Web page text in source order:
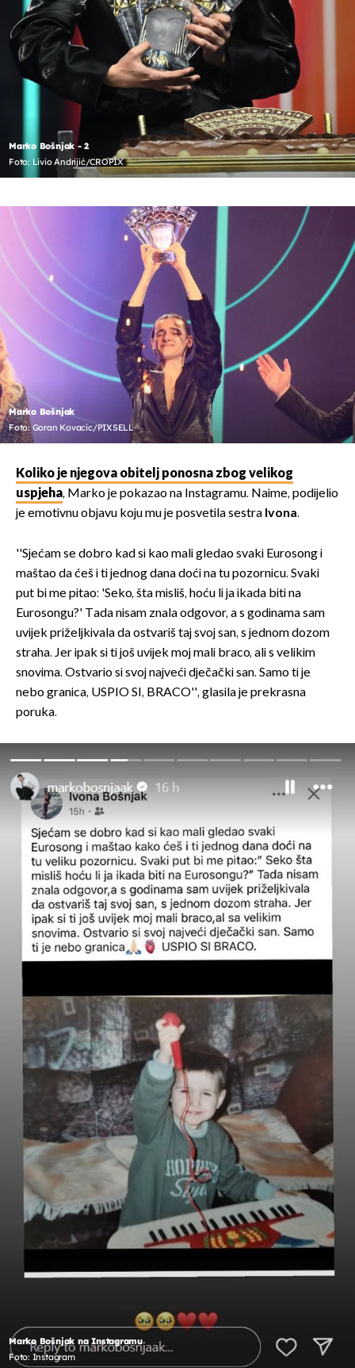
Marko Bošnjak - 2
Foto: Livio Andrijić/CROPIX
Marko Bošnjak
Foto: Goran Kovacic/PIXSELL
Koliko je njegova obitelj ponosna zbog velikog
uspjeha, Marko je pokazao na Instagramu. Naime, podijelio
je emotivnu objavu koju mu je posvetila sestra Ivona.
''Sjećam se dobro kad si kao mali gledao svaki Eurosong i
maštao da ćeš i ti jednog dana doći na tu pozornicu. Svaki
put bi me pitao: 'Seko, šta misliš, hoću li ja ikada biti na
Eurosongu?' Tada nisam znala odgovor, a s godinama sam
uvijek priželjkivala da ostvariš taj svoj san, s jednom dozom
straha. Jer ipak si ti još uvijek moj mali braco, ali s velikim
snovima. Ostvario si svoj najveći dječački san. Samo ti je
nebo granica, USPIO SI, BRACO'', glasila je prekrasna
poruka.
Marko Bošnjak na Instagramu
Foto: Instagram